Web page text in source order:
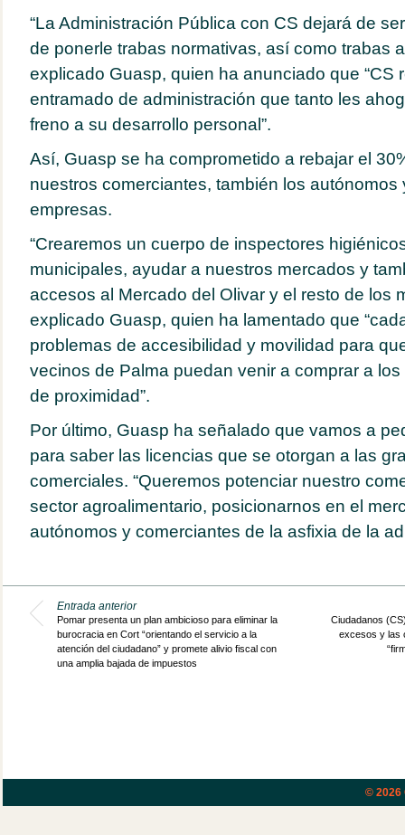
“La Administración Pública con CS dejará de
de ponerle trabas normativas, así como trabas
explicado Guasp, quien ha anunciado que “CS
entramado de administración que tanto les
freno a su desarrollo personal”.
Así, Guasp se ha comprometido a rebajar el
nuestros comerciantes, también los autónomos
empresas.
“Crearemos un cuerpo de inspectores
municipales, ayudar a nuestros mercados y
accesos al Mercado del Olivar y el resto de los
explicado Guasp, quien ha lamentado que
problemas de accesibilidad y movilidad para
vecinos de Palma puedan venir a comprar a
de proximidad”.
Por último, Guasp ha señalado que vamos a
para saber las licencias que se otorgan a las
comerciales. “Queremos potenciar nuestro
sector agroalimentario, posicionarnos en el
autónomos y comerciantes de la asfixia de la
Entrada anterior
Pomar presenta un plan ambicioso para eliminar la
burocracia en Cort “orientando el servicio a la
atención del ciudadano” y promete alivio fiscal con
una amplia bajada de impuestos
Ciudadanos
excesos y las
© 2026